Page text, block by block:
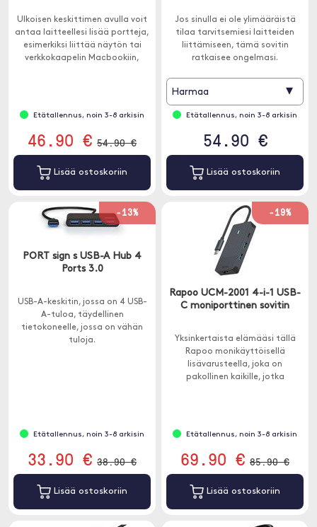
Ulkoisen keskittimen avulla voit
antaa laitteellesi lisää portteja,
esimerkiksi liittää näytön tai
verkkokaapelin Macbookiin,
MacOS: n, iPad OS: n, Windowsin
Etätallennus, noin 3-8 arkisin
46.90 € 54.90 €
Lisää ostoskoriin
Jos sinulla ei ole ylimääräistä
tilaa tarvitsemiesi laitteiden
liittämiseen, tämä sovitin
ratkaisee ongelmasi.
Harmaa ▾
Etätallennus, noin 3-8 arkisin
54.90 €
Lisää ostoskoriin
-13%
PORT sign s USB-A Hub 4
Ports 3.0
USB-A-keskitin, jossa on 4 USB-
A-tuloa, täydellinen
tietokoneelle, jossa on vähän
tuloja.
Etätallennus, noin 3-8 arkisin
33.90 € 38.90 €
Lisää ostoskoriin
-19%
Rapoo UCM-2001 4-i-1 USB-
C moniporttinen sovitin
Yksinkertaista elämääsi tällä
Rapoo monikäyttöisellä
lisävarusteella, joka on
pakollinen kaikille, jotka
Etätallennus, noin 3-8 arkisin
69.90 € 85.90 €
Lisää ostoskoriin